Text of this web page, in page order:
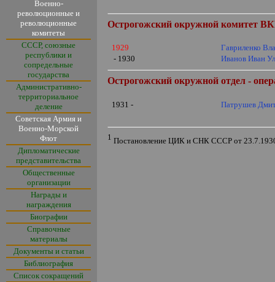
Военно-
революционные и
революционные
комитеты
СССР, союзные
республики и
сопредельные
государства
Административно-
территориальное
деление
Советская Армия и
Военно-Морской
Флот
Дипломатические
представительства
Общественные
организации
Награды и
награждения
Биографии
Справочные
материалы
Документы и статьи
Библиография
Список сокращений
Острогожский окружной комитет
1929
Гавриленко
- 1930
Иванов Иван
Острогожский окружной отдел -
1931 - Патрушев
1 Постановление ЦИК и СНК СССР от